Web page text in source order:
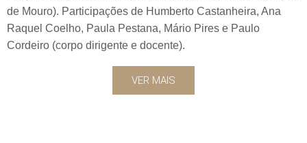
de Mouro). Participações de Humberto Castanheira, Ana
Raquel Coelho, Paula Pestana, Mário Pires e Paulo
Cordeiro (corpo dirigente e docente).
VER MAIS